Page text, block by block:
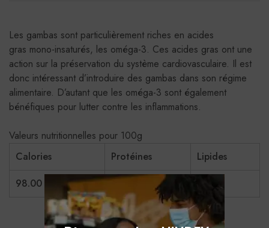
Les gambas sont particulièrement riches en acides
gras mono-insaturés, les oméga-3. Ces acides gras ont une
action sur la préservation du système cardiovasculaire. Il est
donc intéressant d’introduire des gambas dans son régime
alimentaire. D’autant que les oméga-3 sont également
bénéfiques pour lutter contre les inflammations.
Valeurs nutritionnelles pour 100g
Calories
Protéines
Lipides
98.00 kcal
21.00 g